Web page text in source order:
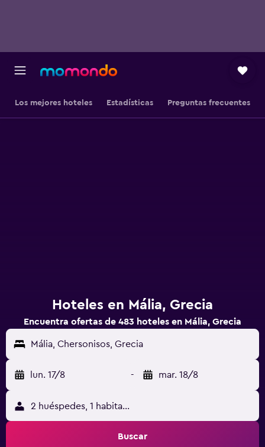
Los mejores hoteles Estadísticas Preguntas frecuentes
Hoteles en Mália, Grecia
Encuentra ofertas de 483 hoteles en Mália, Grecia
Mália, Chersonisos, Grecia
lun. 17/8 - mar. 18/8
2 huéspedes, 1 habitación
Buscar